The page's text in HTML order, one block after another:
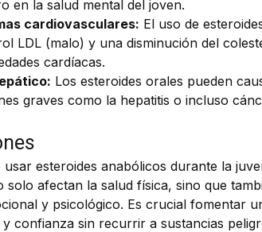
en la salud mental del joven.
cardiovasculares: El uso de
LDL (malo) y una disminución del
cardíacas.
Los esteroides orales pueden
graves como la hepatitis o incluso
usar esteroides anabólicos durante la
solo afectan la salud física, sino que
y psicológico. Es crucial fomentar
confianza sin recurrir a sustancias